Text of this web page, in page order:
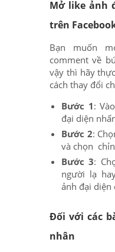
Mở like ảnh
trên
Bạn muốn
comment về
vậy thì hãy
cách thay đổi
Bước 1:
đại diện
Bước 2:
và chọn
Bước 3:
người lạ
ảnh đại diện
Đối với các
nhân